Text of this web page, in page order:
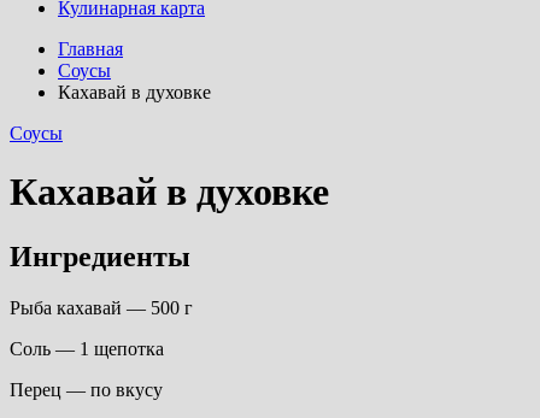
Кулинарная карта
Главная
Соусы
Кахавай в духовке
Соусы
Кахавай в духовке
Ингредиенты
Рыба кахавай — 500 г
Соль — 1 щепотка
Перец — по вкусу